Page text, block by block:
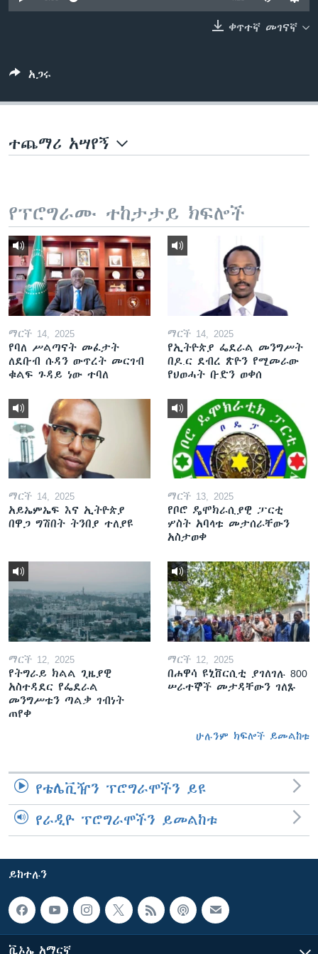
ቀጥተኛ መገናኛ
አጋሩ
ተጨማሪ አሣየኝ
የፕሮግራሙ ተከታታይ ክፍሎች
ማርች 14, 2025
የባለ ሥልጣናት መፈታት
ለደቡብ ሱዳን ውጥረት መርገብ
ቁልፍ ጉዳይ ነው ተባለ
ማርች 14, 2025
የኢትዮጵያ ፌደራል መንግሥት
በዶ.ር ደብረ ጽዮን የሚመራው
የህወሓት ቡድን ወቀሰ
ማርች 14, 2025
አይኤምኤፍ እና ኢትዮጵያ
በዋጋ ግሽበት ትንበያ ተለያዩ
ማርች 13, 2025
የቦሮ ዴሞክራሲያዊ ፓርቲ
ሦስት አባላቱ መታሰራቸውን
አስታወቀ
ማርች 12, 2025
የትግራይ ክልል ጊዜያዊ
አስተዳደር የፌደራል
መንግሥቱን ጣልቃ ገብነት
ጠየቀ
ማርች 12, 2025
በሐዋሳ ዩኒቨርሲቲ ያገለገሉ 800
ሠራተኞች መታዳቸውን ገለጹ
ሁሉንም ክፍሎች ይመልከቱ
የቴሌቪዥን ፕሮግራሞችን ይዩ
የራዲዮ ፕሮግራሞችን ይመልከቱ
ይከተሉን
ቪኦኤ አማርኛ